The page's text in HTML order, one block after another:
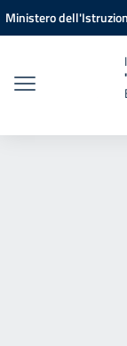
Vai ai contenuti
Vai al menu di
Vai al footer
Ministero